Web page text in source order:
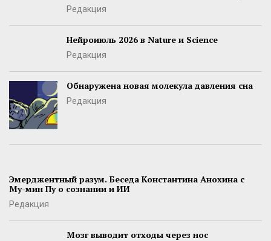
Редакция
Нейроиюль 2026 в Nature и Science
Редакция
Обнаружена новая молекула давления сна
Редакция
Эмерджентный разум. Беседа Константина Анохина с
Му-мин Пу о сознании и ИИ
Редакция
Мозг выводит отходы через нос